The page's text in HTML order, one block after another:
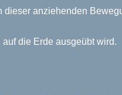
anziehenden
die Erde ausgeübt wird.